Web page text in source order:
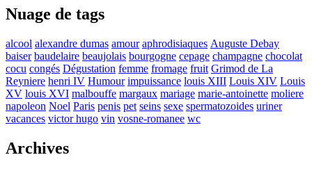
Nuage de tags
alcool alexandre dumas amour aphrodisiaques Auguste Debay
baiser baudelaire beaujolais bourgogne cepage champagne chocolat
cocu congés Dégustation femme fromage fruit Grimod de La
Reyniere henri IV Humour impuissance louis XIII Louis XIV Louis
XV louis XVI malbouffe margaux mariage marie-antoinette moliere
napoleon Noel Paris penis pet seins sexe spermatozoides uriner
vacances victor hugo vin vosne-romanee wc
Archives